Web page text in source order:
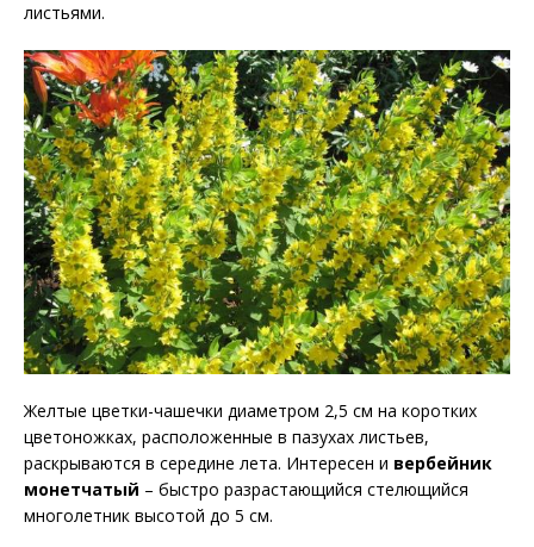
листьями.
Желтые цветки-чашечки диаметром 2,5 см на коротких
цветоножках, расположенные в пазухах листьев,
раскрываются в середине лета. Интересен и вербейник
монетчатый – быстро разрастающийся стелющийся
многолетник высотой до 5 см.